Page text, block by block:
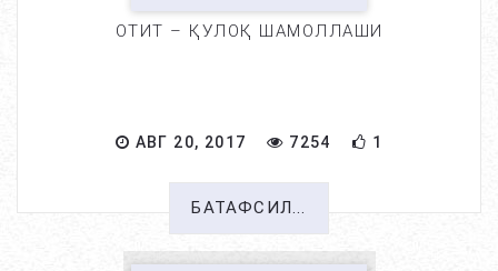
ОТИТ – ҚУЛОҚ ШАМОЛЛАШИ
АВГ 20, 2017 7254 1
БАТАФСИЛ...